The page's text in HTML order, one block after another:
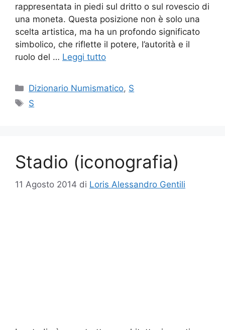
rappresentata in piedi sul dritto o sul rovescio di
una moneta. Questa posizione non è solo una
scelta artistica, ma ha un profondo significato
simbolico, che riflette il potere, l’autorità e il
ruolo del … Leggi tutto
Categorie
Dizionario Numismatico, S
Tag
S
Stadio (iconografia)
11 Agosto 2014 di Loris Alessandro Gentili